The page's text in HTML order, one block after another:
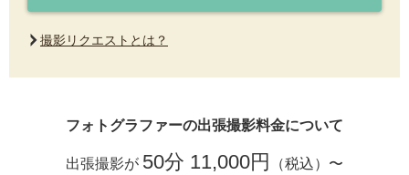
撮影リクエストとは？
フォトグラファーの出張撮影料金について
出張撮影が 50分 11,000円
（税込）〜